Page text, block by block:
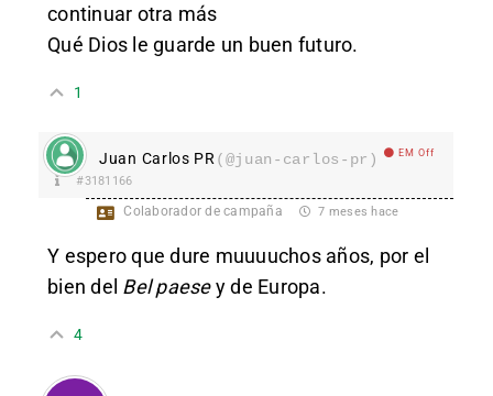
continuar otra más
Qué Dios le guarde un buen futuro.
1
Juan Carlos PR (@juan-carlos-pr) EM Off
#3181166
Colaborador de campaña 7 meses hace
Y espero que dure muuuuchos años, por el
bien del Bel paesey de Europa.
4